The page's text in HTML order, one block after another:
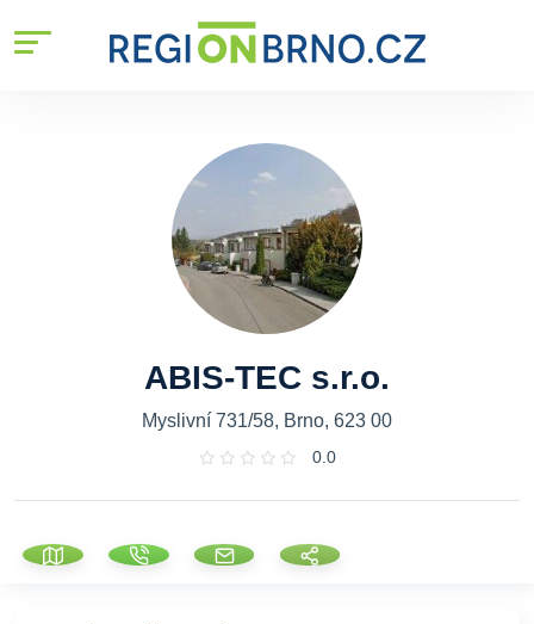
ABIS-TEC s.r.o.
Myslivní 731/58, Brno, 623 00
0.0